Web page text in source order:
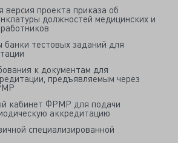
проекта приказа об
должностей медицинских и
банки тестовых заданий для
к документам для
предъявляемым через
кабинет ФРМР для подачи
аккредитацию
специализированной